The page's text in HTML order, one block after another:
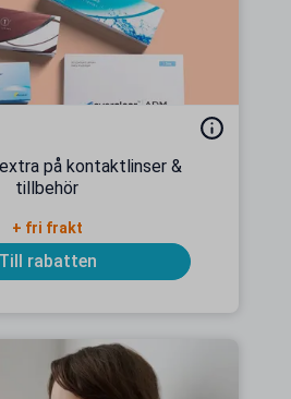
på kontaktlinser &
tillbehör
+ fri frakt
Till rabatten